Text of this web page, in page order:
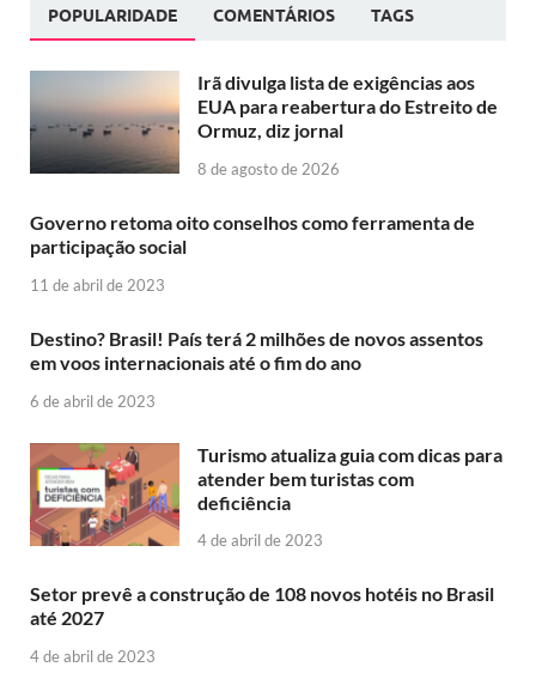
POPULARIDADE COMENTÁRIOS TAGS
Irã divulga lista de exigências aos
EUA para reabertura do Estreito de
Ormuz, diz jornal
8 de agosto de 2026
Governo retoma oito conselhos como ferramenta de
participação social
11 de abril de 2023
Destino? Brasil! País terá 2 milhões de novos assentos
em voos internacionais até o fim do ano
6 de abril de 2023
Turismo atualiza guia com dicas para
atender bem turistas com
deficiência
4 de abril de 2023
Setor prevê a construção de 108 novos hotéis no Brasil
até 2027
4 de abril de 2023